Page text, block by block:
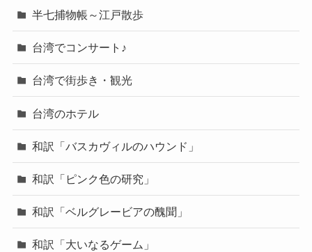
半七捕物帳～江戸散歩
台湾でコンサート♪
台湾で街歩き・観光
台湾のホテル
和訳「バスカヴィルのハウンド」
和訳「ピンク色の研究」
和訳「ベルグレービアの醜聞」
和訳「大いなるゲーム」